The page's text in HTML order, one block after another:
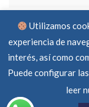
Aviso Legal
Utilizamos
experiencia de
interés, así como
Puede configurar
leer